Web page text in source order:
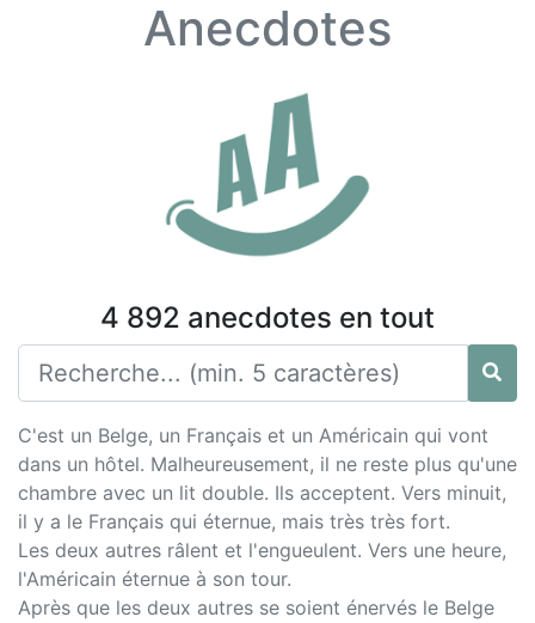
Anecdotes
4 892 anecdotes en tout
C'est un Belge, un Français et un Américain qui vont
dans un hôtel. Malheureusement, il ne reste plus qu'une
chambre avec un lit double. Ils acceptent. Vers minuit,
il y a le Français qui éternue, mais très très fort.
Les deux autres râlent et l'engueulent. Vers une heure,
l'Américain éternue à son tour.
Après que les deux autres se soient énervés le Belge